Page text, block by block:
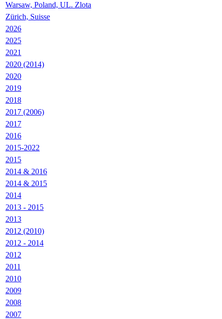
Warsaw, Poland, UL. Zlota
Zürich, Suisse
2026
2025
2021
2020 (2014)
2020
2019
2018
2017 (2006)
2017
2016
2015-2022
2015
2014 & 2016
2014 & 2015
2014
2013 - 2015
2013
2012 (2010)
2012 - 2014
2012
2011
2010
2009
2008
2007